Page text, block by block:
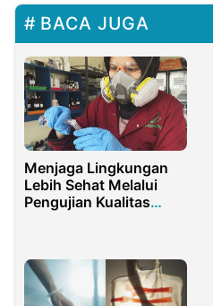
BACA JUGA
Menjaga Lingkungan
Lebih Sehat Melalui
Pengujian Kualitas